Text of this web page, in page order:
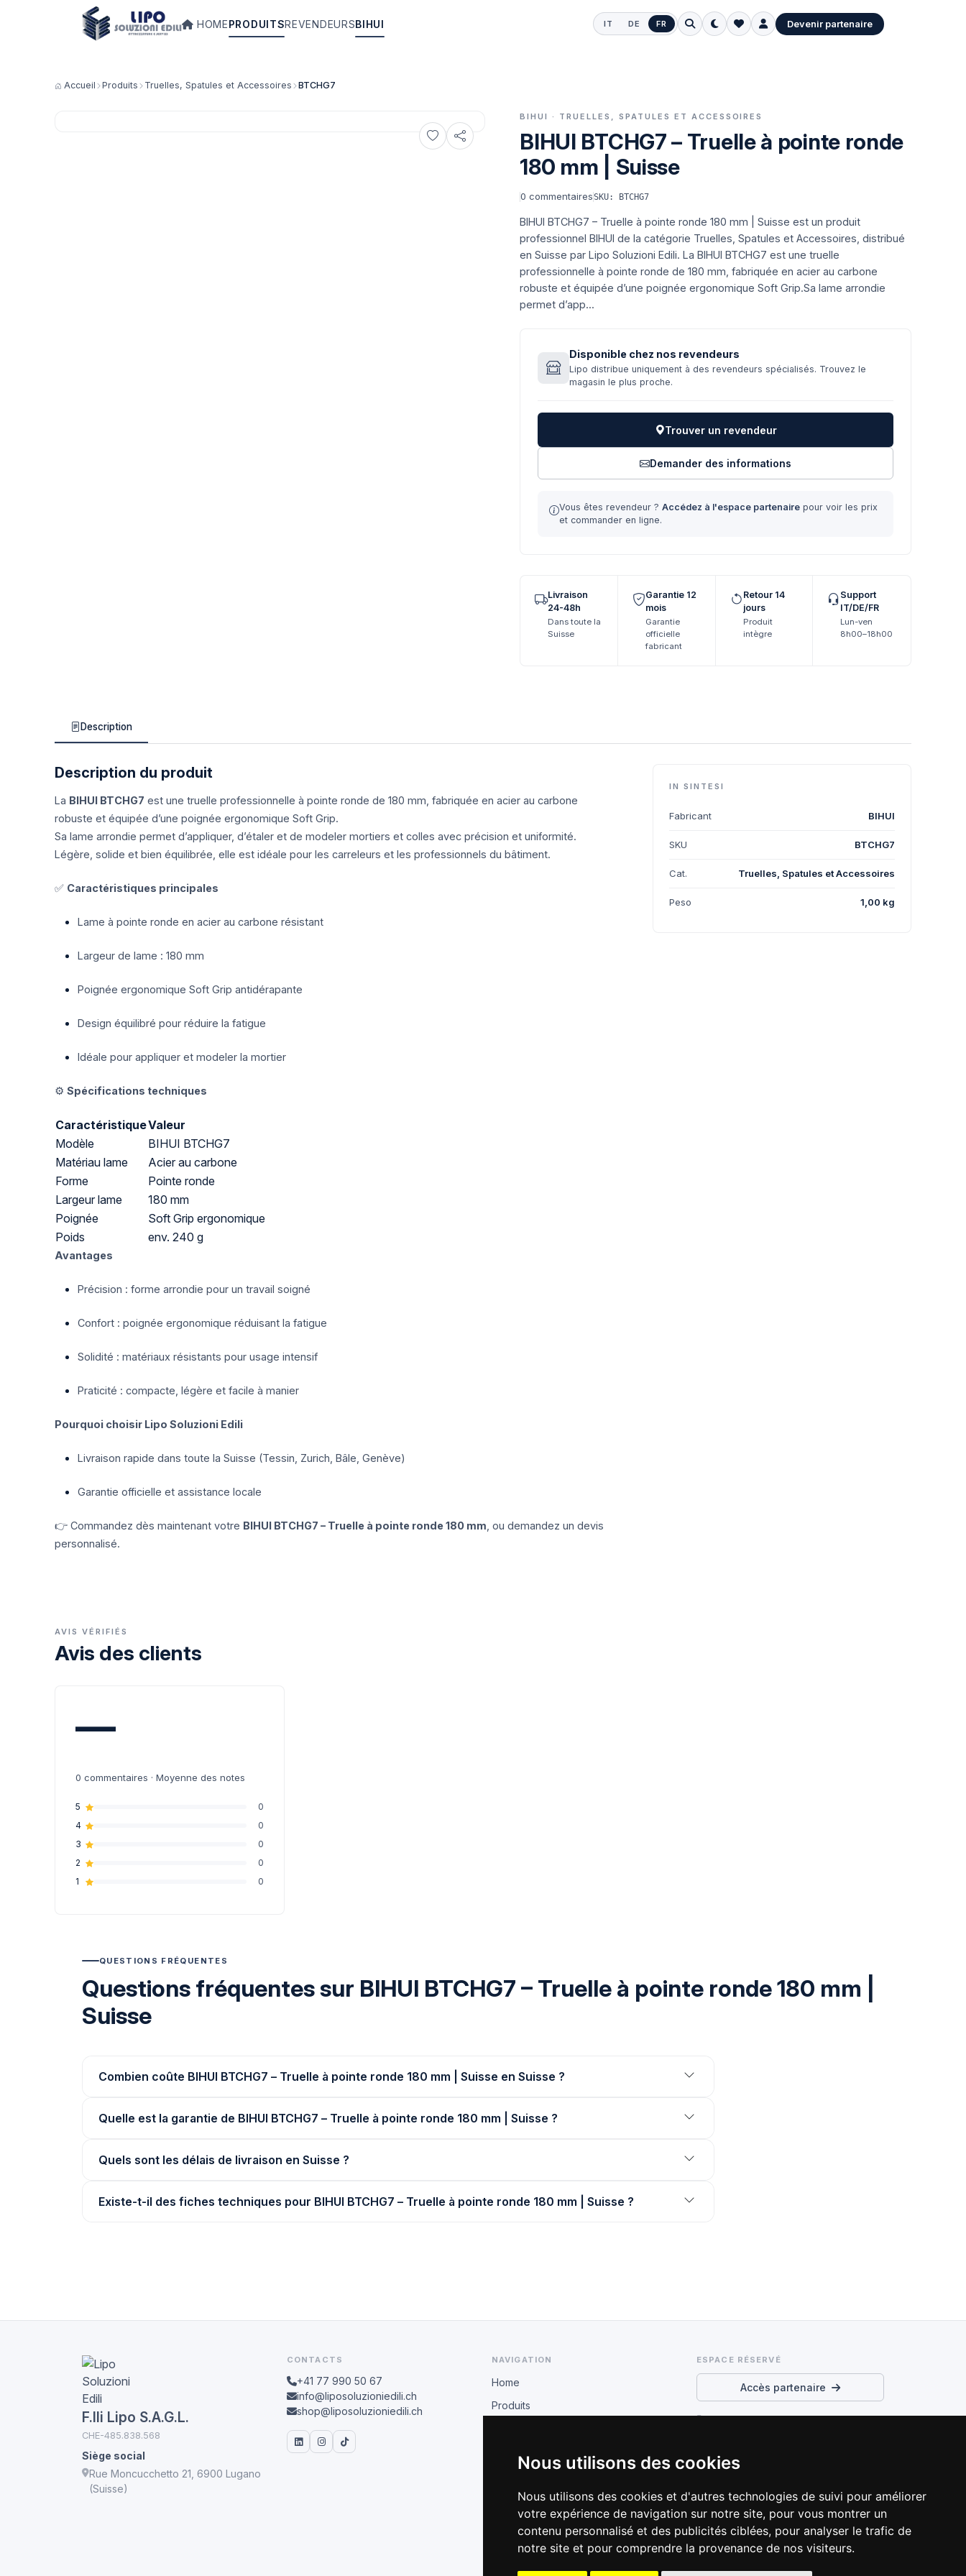
Nous utilisons des cookies
Nous utilisons des cookies et d'autres technologies de suivi pour améliorer
votre expérience de navigation sur notre site, pour vous montrer un
contenu personnalisé et des publicités ciblées, pour analyser le trafic de
notre site et pour comprendre la provenance de nos visiteurs.
HOMEPRODUITSREVENDEURSBIHUI IT DE FR Devenir partenaire
Accueil Produits Truelles, Spatules et Accessoires BTCHG7
BIHUI · TRUELLES, SPATULES ET ACCESSOIRES
BIHUI BTCHG7 – Truelle à pointe ronde
180 mm | Suisse
0 commentairesSKU: BTCHG7
BIHUI BTCHG7 – Truelle à pointe ronde 180 mm | Suisse est un produit
professionnel BIHUI de la catégorie Truelles, Spatules et Accessoires, distribué
en Suisse par Lipo Soluzioni Edili. La BIHUI BTCHG7 est une truelle
professionnelle à pointe ronde de 180 mm, fabriquée en acier au carbone
robuste et équipée d’une poignée ergonomique Soft Grip.Sa lame arrondie
permet d’app...
Disponible chez nos revendeurs
Lipo distribue uniquement à des revendeurs spécialisés. Trouvez le
magasin le plus proche.
Trouver un revendeur
Demander des informations
Vous êtes revendeur ?Accédez à l'espace partenaire pour voir les prix
et commander en ligne.
Livraison
24-48h
Dans toute la
Suisse
Garantie 12
mois
Garantie
officielle
fabricant
Retour 14
jours
Produit
intègre
Support
IT/DE/FR
Lun-ven
8h00–18h00
Description
Description du produit
La BIHUI BTCHG7 est une truelle professionnelle à pointe ronde de 180 mm, fabriquée en acier au carbone
robuste et équipée d’une poignée ergonomique Soft Grip.
Sa lame arrondie permet d’appliquer, d’étaler et de modeler mortiers et colles avec précision et uniformité.
Légère, solide et bien équilibrée, elle est idéale pour les carreleurs et les professionnels du bâtiment.
✅ Caractéristiques principales
Lame à pointe ronde en acier au carbone résistant
Largeur de lame : 180 mm
Poignée ergonomique Soft Grip antidérapante
Design équilibré pour réduire la fatigue
Idéale pour appliquer et modeler la mortier
⚙️ Spécifications techniques
CaractéristiqueValeur
Modèle
BIHUI BTCHG7
Matériau lame
Acier au carbone
Forme
Pointe ronde
Largeur lame
180 mm
Poignée
Soft Grip ergonomique
Poids
env. 240 g
Avantages
Précision : forme arrondie pour un travail soigné
Confort : poignée ergonomique réduisant la fatigue
Solidité : matériaux résistants pour usage intensif
Praticité : compacte, légère et facile à manier
Pourquoi choisir Lipo Soluzioni Edili
Livraison rapide dans toute la Suisse (Tessin, Zurich, Bâle, Genève)
Garantie officielle et assistance locale
👉 Commandez dès maintenant votre BIHUI BTCHG7 – Truelle à pointe ronde 180 mm , ou demandez un devis
personnalisé.
IN SINTESI
Fabricant BIHUI
SKU BTCHG7
Cat. Truelles, Spatules et Accessoires
Peso 1,00 kg
AVIS VÉRIFIÉS
Avis des clients
—
0 commentaires · Moyenne des notes
5
0
4
0
3
0
2
0
1
0
QUESTIONS FRÉQUENTES
Questions fréquentes sur BIHUI BTCHG7 – Truelle à pointe ronde 180 mm |
Suisse
Combien coûte BIHUI BTCHG7 – Truelle à pointe ronde 180 mm | Suisse en Suisse ?
Quelle est la garantie de BIHUI BTCHG7 – Truelle à pointe ronde 180 mm | Suisse ?
Quels sont les délais de livraison en Suisse ?
Existe-t-il des fiches techniques pour BIHUI BTCHG7 – Truelle à pointe ronde 180 mm | Suisse ?
F.lli Lipo S.A.G.L.
CHE-485.838.568
Siège social
Rue Moncucchetto 21, 6900 Lugano
(Suisse)
CONTACTS
+41 77 990 50 67
info@liposoluzioniedili.ch
shop@liposoluzioniedili.ch
NAVIGATION
Home
Produits
Conditions B2B
Catalogue 2026
Formation technique
ESPACE RÉSERVÉ
Accès partenaire
Préférences cookies